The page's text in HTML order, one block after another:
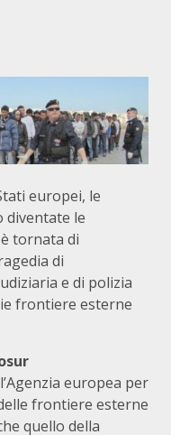
europei, le
diventate le
tornata di
di
e di polizia
frontiere esterne
europea per
frontiere esterne
quello della